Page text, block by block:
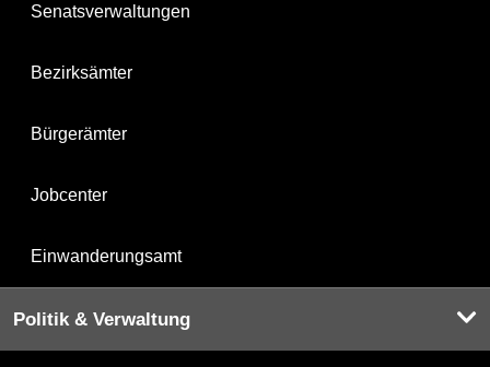
Senatsverwaltungen
Bezirksämter
Bürgerämter
Jobcenter
Einwanderungsamt
Politik & Verwaltung